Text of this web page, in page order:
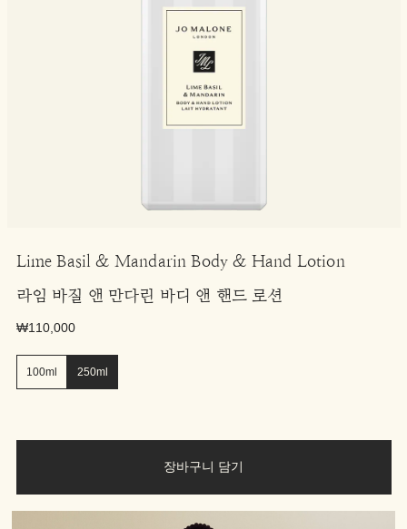
Lime Basil & Mandarin Body & Hand Lotion
라임 바질 앤 만다린 바디 앤 핸드 로션
₩110,000
100ml 250ml
장바구니 담기